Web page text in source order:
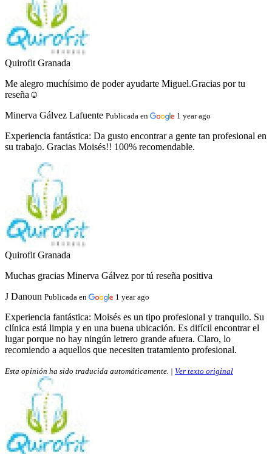
Quirofit Granada
Me alegro muchísimo de poder ayudarte Miguel.Gracias por tu
reseña☺️
Minerva Gálvez Lafuente Publicada en 1 year ago
Experiencia fantástica: Da gusto encontrar a gente tan profesional en
su trabajo. Gracias Moisés!! 100% recomendable.
Quirofit Granada
Muchas gracias Minerva Gálvez por tú reseña positiva
J Danoun Publicada en 1 year ago
Experiencia fantástica: Moisés es un tipo profesional y tranquilo. Su
clínica está limpia y en una buena ubicación. Es difícil encontrar el
lugar porque no hay ningún letrero grande afuera. Claro, lo
recomiendo a aquellos que necesiten tratamiento profesional.
Esta opinión ha sido traducida automáticamente. | Ver texto original